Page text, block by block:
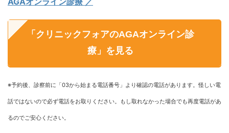
「クリニックフォアのAGAオンライン診
療」を見る
※予約後、診察前に「03から始まる電話番号」より確認の電話があります。怪しい電
話ではないので必ず電話をお取りください。もし取れなかった場合でも再度電話があ
るのでご安心ください。